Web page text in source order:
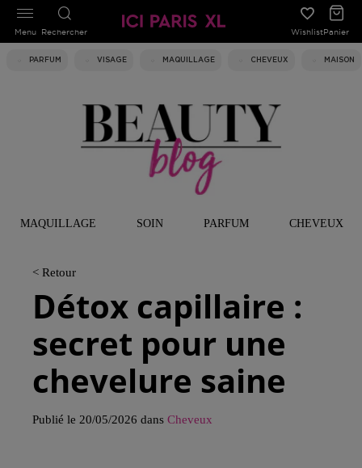
Rechercher WishlistPanier
PARFUM VISAGE MAQUILLAGE CHEVEUX MAISON
Menu
MAQUILLAGE SOIN PARFUM CHEVEUX
< Retour
Détox capillaire :
secret pour une
chevelure saine
Publié le 20/05/2026 dans Cheveux